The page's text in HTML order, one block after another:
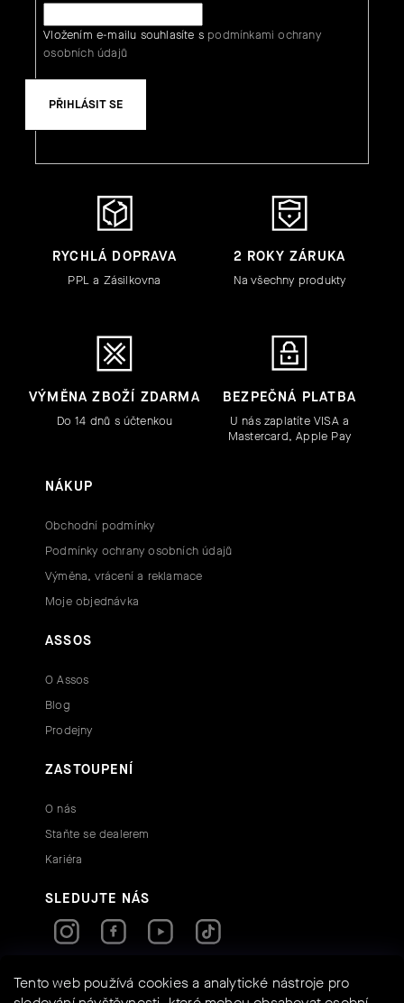
Tento web používá cookies a analytické nástroje pro
Vložením e-mailu souhlasíte s podmínkami ochrany
osobních údajů
PŘIHLÁSIT SE
RYCHLÁ DOPRAVA
PPL a Zásilkovna
2 ROKY ZÁRUKA
Na všechny produkty
VÝMĚNA ZBOŽÍ ZDARMA
Do 14 dnů s účtenkou
BEZPEČNÁ PLATBA
U nás zaplatíte VISA a
Mastercard, Apple Pay
NÁKUP
Obchodní podmínky
Podmínky ochrany osobních údajů
Výměna, vrácení a reklamace
Moje objednávka
ASSOS
O Assos
Blog
Prodejny
ZASTOUPENÍ
O nás
Staňte se dealerem
Kariéra
SLEDUJTE NÁS
RYCHLÉ KONTAKTY